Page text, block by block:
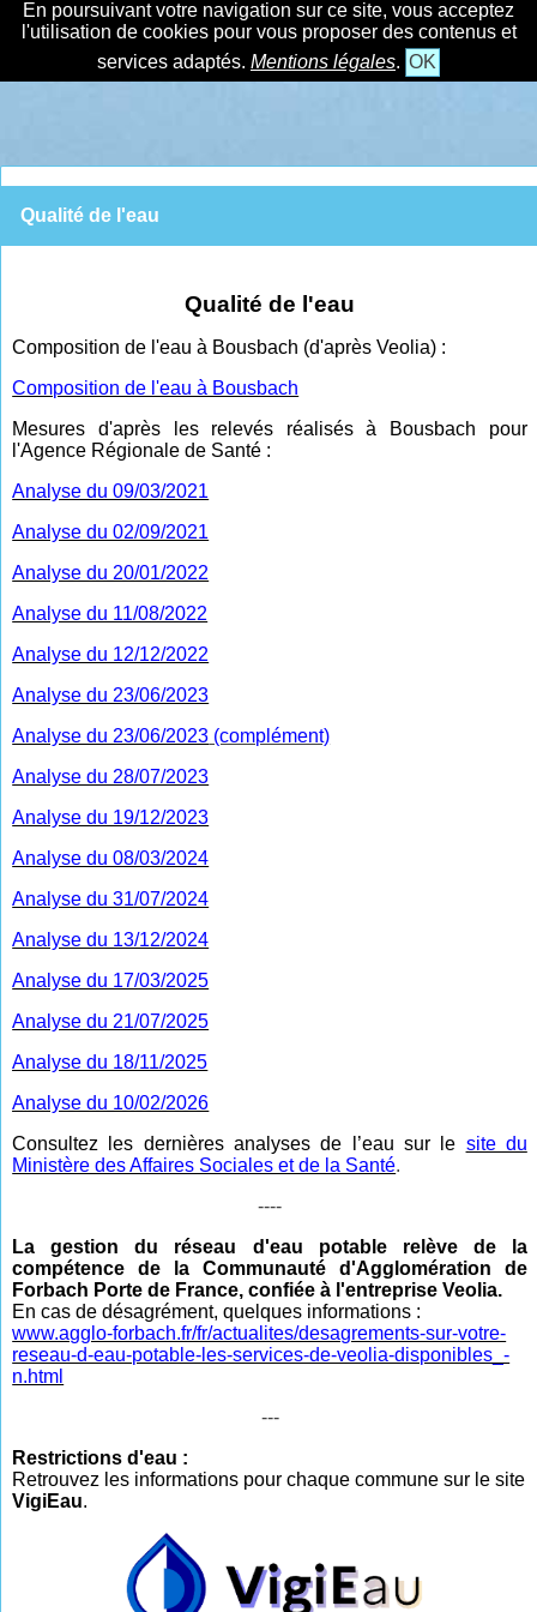
En poursuivant votre navigation sur ce site, vous acceptez
l'utilisation de cookies pour vous proposer des contenus et
services adaptés. Mentions légales. OK
Qualité de l'eau
Qualité de l'eau
Composition de l'eau à Bousbach (d'après Veolia) :
Composition de l'eau à Bousbach
Mesures d'après les relevés réalisés à Bousbach pour
l'Agence Régionale de Santé :
Analyse du 09/03/2021
Analyse du 02/09/2021
Analyse du 20/01/2022
Analyse du 11/08/2022
Analyse du 12/12/2022
Analyse du 23/06/2023
Analyse du 23/06/2023 (complément)
Analyse du 28/07/2023
Analyse du 19/12/2023
Analyse du 08/03/2024
Analyse du 31/07/2024
Analyse du 13/12/2024
Analyse du 17/03/2025
Analyse du 21/07/2025
Analyse du 18/11/2025
Analyse du 10/02/2026
Consultez les dernières analyses de l’eau sur le site du
Ministère des Affaires Sociales et de la Santé.
----
La gestion du réseau d'eau potable relève de la
compétence de la Communauté d'Agglomération de
Forbach Porte de France, confiée à l'entreprise Veolia.
En cas de désagrément, quelques informations :
www.agglo-forbach.fr/fr/actualites/desagrements-sur-votre-
reseau-d-eau-potable-les-services-de-veolia-disponibles_-
n.html
---
Restrictions d'eau :
Retrouvez les informations pour chaque commune sur le site
VigiEau.